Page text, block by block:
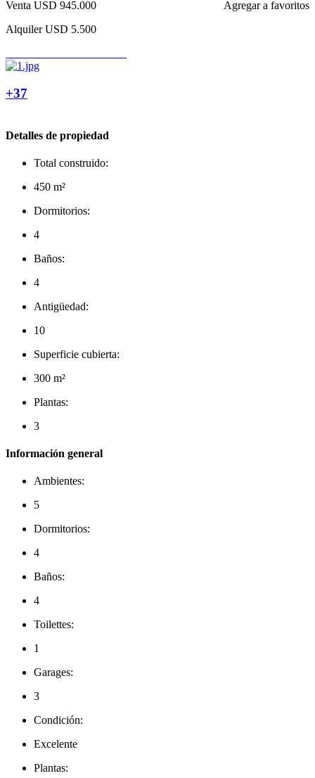
Agregar a favoritos
Venta USD 945.000
Alquiler USD 5.500
+37
Detalles de propiedad
Total construido:
450 m²
Dormitorios:
4
Baños:
4
Antigüedad:
10
Superficie cubierta:
300 m²
Plantas:
3
Información general
Ambientes:
5
Dormitorios:
4
Baños:
4
Toilettes:
1
Garages:
3
Condición:
Excelente
Plantas: